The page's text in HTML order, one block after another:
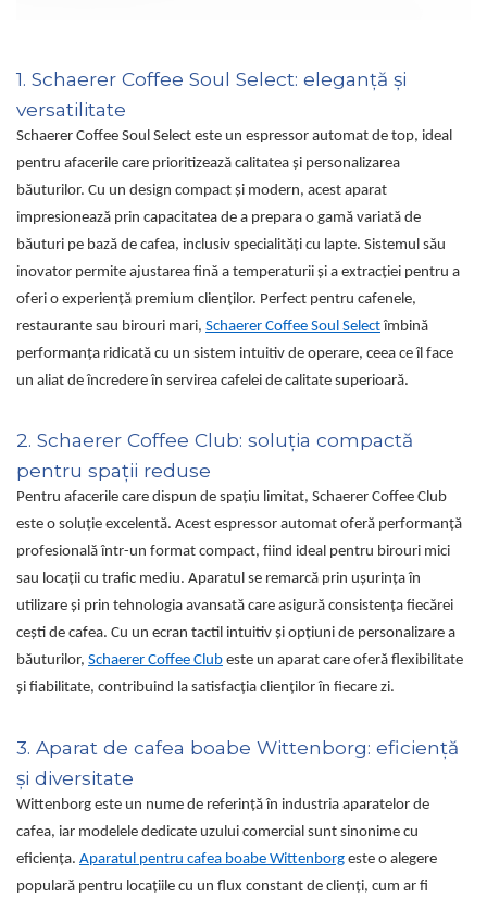
1. Schaerer Coffee Soul Select: eleganță și
versatilitate
Schaerer Coffee Soul Select este un espressor automat de top, ideal
pentru afacerile care prioritizează calitatea și personalizarea
băuturilor. Cu un design compact și modern, acest aparat
impresionează prin capacitatea de a prepara o gamă variată de
băuturi pe bază de cafea, inclusiv specialități cu lapte. Sistemul său
inovator permite ajustarea fină a temperaturii și a extracției pentru a
oferi o experiență premium clienților. Perfect pentru cafenele,
restaurante sau birouri mari, Schaerer Coffee Soul Selectîmbină
performanța ridicată cu un sistem intuitiv de operare, ceea ce îl face
un aliat de încredere în servirea cafelei de calitate superioară.
2. Schaerer Coffee Club: soluția compactă
pentru spații reduse
Pentru afacerile care dispun de spațiu limitat, Schaerer Coffee Club
este o soluție excelentă. Acest espressor automat oferă performanță
profesională într-un format compact, fiind ideal pentru birouri mici
sau locații cu trafic mediu. Aparatul se remarcă prin ușurința în
utilizare și prin tehnologia avansată care asigură consistența fiecărei
cești de cafea. Cu un ecran tactil intuitiv și opțiuni de personalizare a
băuturilor, Schaerer Coffee Club este un aparat care oferă flexibilitate
și fiabilitate, contribuind la satisfacția clienților în fiecare zi.
3. Aparat de cafea boabe Wittenborg: eficiență
și diversitate
Wittenborg este un nume de referință în industria aparatelor de
cafea, iar modelele dedicate uzului comercial sunt sinonime cu
eficiența. Aparatul pentru cafea boabe Wittenborg este o alegere
populară pentru locațiile cu un flux constant de clienți, cum ar fi